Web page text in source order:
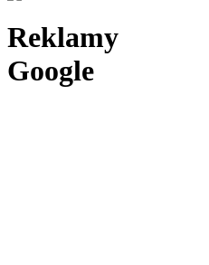
Reklamy
Google